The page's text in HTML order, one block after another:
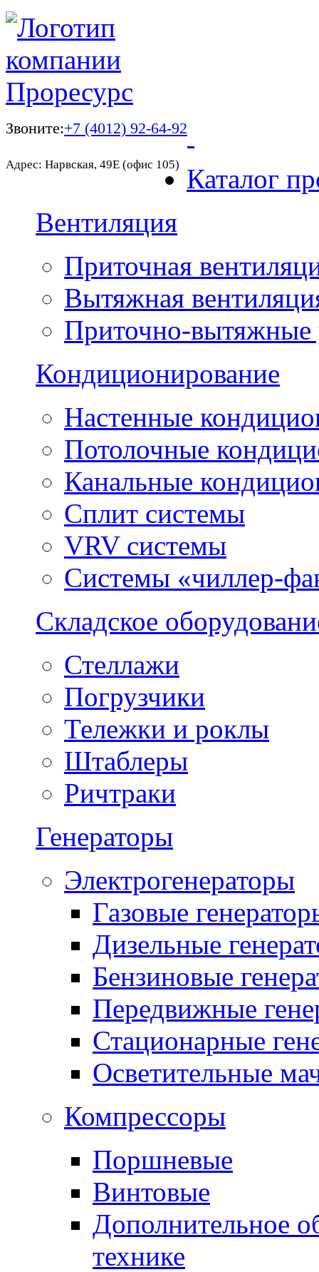
Звоните:+7 (4012) 92-64-92
Адрес: Нарвская, 49Е (офис 105)
Каталог
Вентиляция
Приточная
Вытяжная
Приточно-вытяжные
Кондиционирование
Настенные
Потолочные
Канальные
Сплит системы
VRV системы
Системы «чиллер-
Складское
Стеллажи
Погрузчики
Тележки и роклы
Штаблеры
Ричтраки
Генераторы
Электрогенераторы
Газовые
Дизельные
Бензиновые
Передвижные
Стационарные
Осветительные
Компрессоры
Поршневые
Винтовые
Дополнительное
технике